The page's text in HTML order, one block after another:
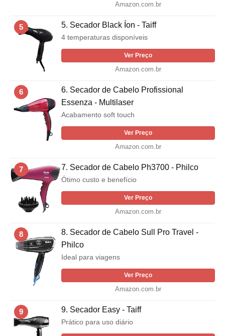
Amazon.com.br
5 5. Secador Black Íon - Taiff
4 temperaturas disponíveis
Ver Preço
Amazon.com.br
6
6. Secador de Cabelo Profissional
Essenza - Multilaser
Acabamento soft touch
Ver Preço
Amazon.com.br
7 7. Secador de Cabelo Ph3700 - Philco
Ótimo custo e benefício
Ver Preço
Amazon.com.br
8
8. Secador de Cabelo Sull Pro Travel -
Philco
Ideal para viagens
Ver Preço
Amazon.com.br
9 9. Secador Easy - Taiff
Prático para uso diário